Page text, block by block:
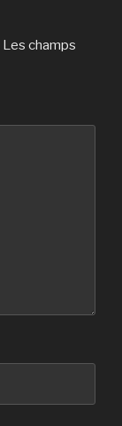
Les champs